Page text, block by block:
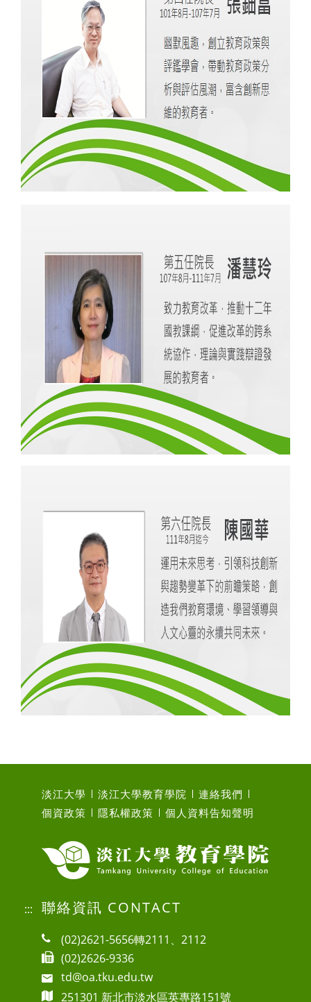
淡江大學 淡江大學教育學院
連絡我們
個資政策
隱私權政策 個人資料告知聲明
::: 聯絡資訊 CONTACT
(02)2621-5656轉2111、2112
(02)2626-9336
td@oa.tku.edu.tw
251301 新北市淡水區英專路151號